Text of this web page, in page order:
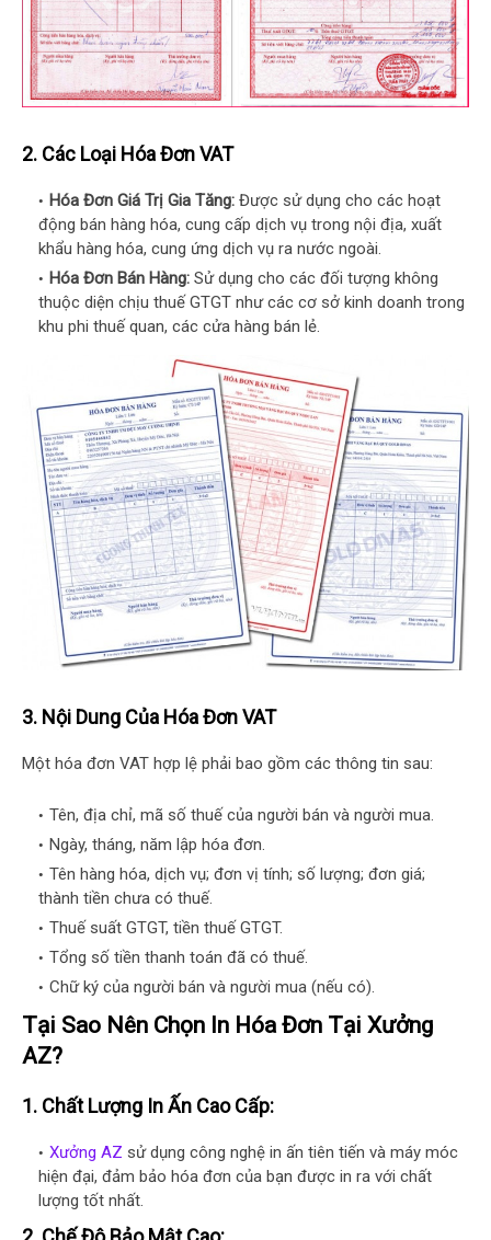
2. Các Loại Hóa Đơn VAT
Hóa Đơn Giá Trị Gia Tăng: Được sử dụng cho các hoạt
động bán hàng hóa, cung cấp dịch vụ trong nội địa, xuất
khẩu hàng hóa, cung ứng dịch vụ ra nước ngoài.
Hóa Đơn Bán Hàng: Sử dụng cho các đối tượng không
thuộc diện chịu thuế GTGT như các cơ sở kinh doanh trong
khu phi thuế quan, các cửa hàng bán lẻ.
3. Nội Dung Của Hóa Đơn VAT
Một hóa đơn VAT hợp lệ phải bao gồm các thông tin sau:
Tên, địa chỉ, mã số thuế của người bán và người mua.
Ngày, tháng, năm lập hóa đơn.
Tên hàng hóa, dịch vụ; đơn vị tính; số lượng; đơn giá;
thành tiền chưa có thuế.
Thuế suất GTGT, tiền thuế GTGT.
Tổng số tiền thanh toán đã có thuế.
Chữ ký của người bán và người mua (nếu có).
Tại Sao Nên Chọn In Hóa Đơn Tại Xưởng
AZ?
1. Chất Lượng In Ấn Cao Cấp:
Xưởng AZ sử dụng công nghệ in ấn tiên tiến và máy móc
hiện đại, đảm bảo hóa đơn của bạn được in ra với chất
lượng tốt nhất.